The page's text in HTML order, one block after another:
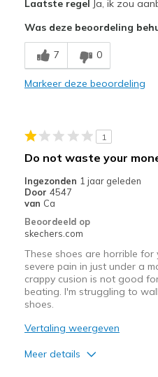
Breathe Well
Comfortable
Casual Wear
Width
Sizing
View On Shoes
Laatste regel
Ja, ik zou
Was deze beoordeling
7 0
Markeer deze beoordeling
1
Do not waste your
Ingezonden 1 jaar geleden
Door 4547
van Ca
Beoordeeld op
skechers.com
These shoes are horrible
severe pain in just under a
crappy cusion is not good
beating. I'm struggling to
shoes.
Vertaling weergeven
Meer details